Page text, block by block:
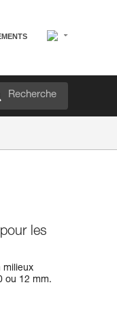
Recherche
les
milieux
ou 12 mm.